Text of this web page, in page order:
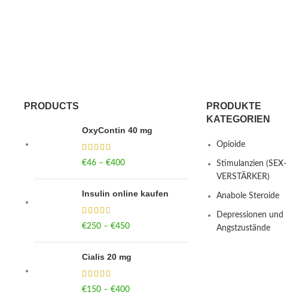
PRODUCTS
OxyContin 40 mg
€46 – €400Price range: €46
Insulin online kaufen
€250 – €450Price range: €250
Cialis 20 mg
€150 – €400Price range: €150
PRODUKTE
KATEGORIEN
Opioide
Stimulanzien (SEX-
VERSTÄRKER)
Anabole Steroide
Depressionen und
Angstzustände